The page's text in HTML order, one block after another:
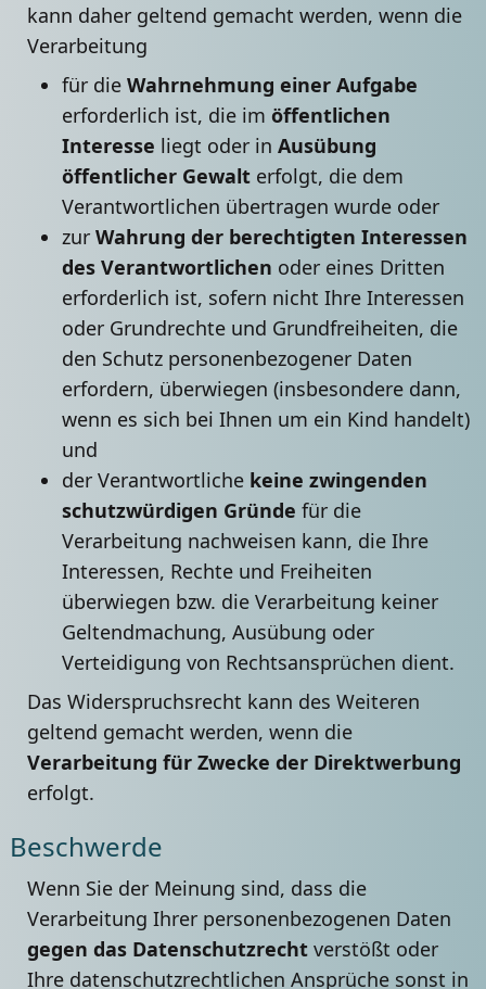
kann daher geltend gemacht werden, wenn die
Verarbeitung
für die Wahrnehmung einer Aufgabe
erforderlich ist, die im öffentlichen
Interesse liegt oder in Ausübung
öffentlicher Gewalterfolgt, die dem
Verantwortlichen übertragen wurde oder
zur Wahrung der berechtigten Interessen
des Verantwortlichen oder eines Dritten
erforderlich ist, sofern nicht Ihre Interessen
oder Grundrechte und Grundfreiheiten, die
den Schutz personenbezogener Daten
erfordern, überwiegen (insbesondere dann,
wenn es sich bei Ihnen um ein Kind handelt)
und
der Verantwortliche keine zwingenden
schutzwürdigen Gründe für die
Verarbeitung nachweisen kann, die Ihre
Interessen, Rechte und Freiheiten
überwiegen bzw. die Verarbeitung keiner
Geltendmachung, Ausübung oder
Verteidigung von Rechtsansprüchen dient.
Das Widerspruchsrecht kann des Weiteren
geltend gemacht werden, wenn die
Verarbeitung für Zwecke der Direktwerbung
erfolgt.
Beschwerde
Wenn Sie der Meinung sind, dass die
Verarbeitung Ihrer personenbezogenen Daten
gegen das Datenschutzrechtverstößt oder
Ihre datenschutzrechtlichen Ansprüche sonst in